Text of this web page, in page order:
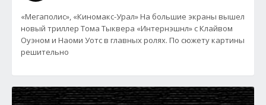
«Мегаполис», «Киномакс-Урал» На большие экраны вышел
новый триллер Тома Тыквера «Интернэшнл» с Клайвом
Оуэном и Наоми Уотс в главных ролях. По сюжету картины
решительно